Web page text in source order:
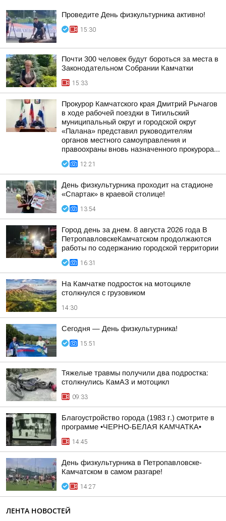
Проведите День физкультурника активно!
15:30
Почти 300 человек будут бороться за места в
Законодательном Собрании Камчатки
15:33
Прокурор Камчатского края Дмитрий Рычагов
в ходе рабочей поездки в Тигильский
муниципальный округ и городской округ
«Палана» представил руководителям
органов местного самоуправления и
правоохраны вновь назначенного прокурора...
12:21
День физкультурника проходит на стадионе
«Спартак» в краевой столице!
13:54
Город день за днем. 8 августа 2026 года В
ПетропавловскеКамчатском продолжаются
работы по содержанию городской территории
16:31
На Камчатке подросток на мотоцикле
столкнулся с грузовиком
14:30
Сегодня — День физкультурника!
15:51
Тяжелые травмы получили два подростка:
столкнулись КамАЗ и мотоцикл
09:33
Благоустройство города (1983 г.) смотрите в
программе •ЧЕРНО-БЕЛАЯ КАМЧАТКА•
14:45
День физкультурника в Петропавловске-
Камчатском в самом разгаре!
14:27
ЛЕНТА НОВОСТЕЙ